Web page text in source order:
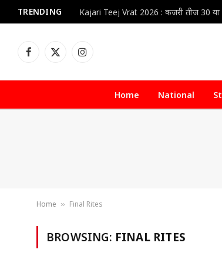
TRENDING
Facebook
X
Instagram
Home National
Home » Final Rites
BROWSING: FINAL RITES